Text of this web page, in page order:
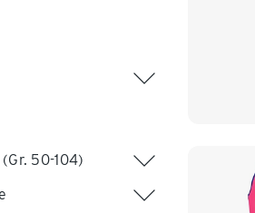
50-104)